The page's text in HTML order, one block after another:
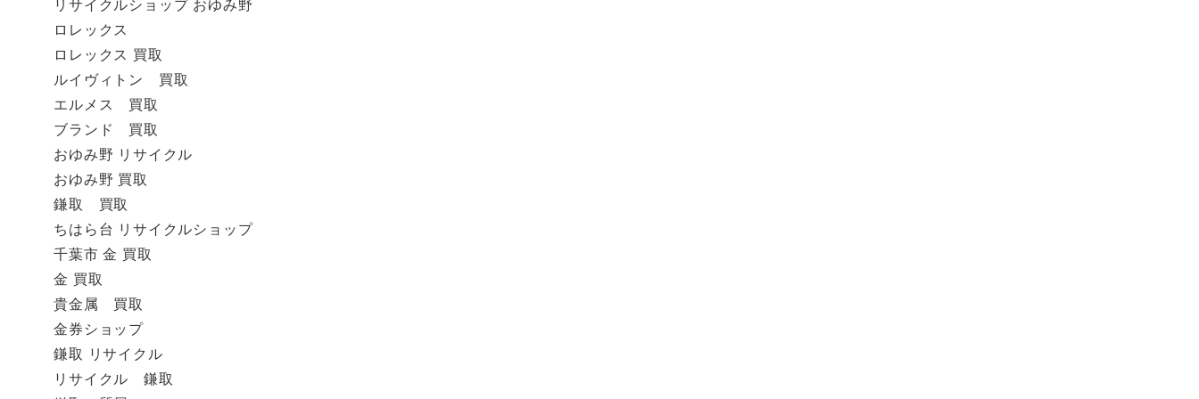
リサイクルショップ おゆみ野
ロレックス
ロレックス 買取
ルイヴィトン 買取
エルメス 買取
ブランド 買取
おゆみ野 リサイクル
おゆみ野 買取
鎌取 買取
ちはら台 リサイクルショップ
千葉市 金 買取
金 買取
貴金属 買取
金券ショップ
鎌取 リサイクル
リサイクル 鎌取